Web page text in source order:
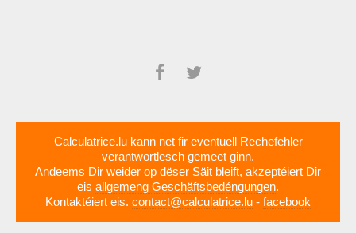
Calculatrice.lu kann net fir eventuell Rechefehler
verantwortlesch gemeet ginn.
Andeems Dir weider op dëser Säit bleift, akzeptéiert Dir
eis allgemeng Geschäftsbedéngungen.
Kontaktéiert eis. contact@calculatrice.lu - facebook